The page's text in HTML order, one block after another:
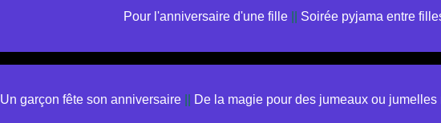
Pour l'anniversaire d'une fille|| Soirée pyjama entre
Un garçon fête son anniversaire|| De la magie pour des jumeaux ou